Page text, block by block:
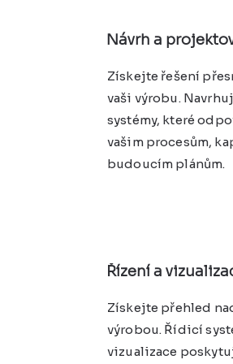
Návrh a
Získejte řešení
vaši výrobu.
systémy, které
vašim procesům,
budoucím plánům.
Řízení a
Získejte přehled
výrobou. Řídicí
vizualizace